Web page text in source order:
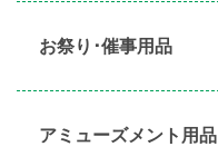
お祭り･催事用品​
アミューズメント用品​